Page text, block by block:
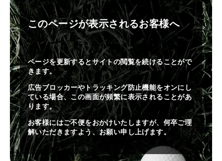
このページが表示されるお客様へ
ページを更新するとサイトの閲覧を続けることがで
きます。
広告ブロッカーやトラッキング防止機能をオンにし
ている場合、この画面が頻繁に表示されることがあ
ります。
お客様にはご不便をおかけいたしますが、何卒ご理
解いただきますよう、お願い申し上げます。